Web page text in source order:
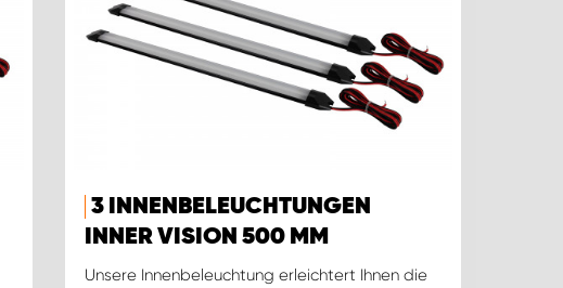
3 INNENBELEUCHTUNGEN
INNER VISION 500 MM
Unsere Innenbeleuchtung erleichtert Ihnen die